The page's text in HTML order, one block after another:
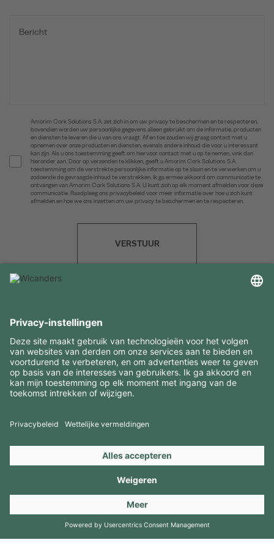
Amorim Cork Solutions S.A. zet zich in om uw privacy te beschermen en te respecteren,
bovendien worden uw persoonlijke gegevens alleen gebruikt om de informatie, producten
en diensten te leveren die u van ons vraagt. Af en toe zouden wij graag contact met u
opnemen over onze producten en diensten, evenals andere inhoud die voor u interessant
kan zijn. Als u ons toestemming geeft om hiervoor contact met u op te nemen, vink dan
hieronder aan. Door op verzenden te klikken, geeft u Amorim Cork Solutions S.A.
toestemming om de verstrekte persoonlijke informatie op te slaan en te verwerken om u
zodoende de gevraagde inhoud te verstrekken. Ik ga ermee akkoord om communicatie te
ontvangen van Amorim Cork Solutions S.A. U kunt zich op elk moment afmelden voor deze
communicatie. Raadpleeg ons privacybeleid voor meer informatie over hoe u zich kunt
afmelden en hoe we ons inzetten om uw privacy te beschermen en te respecteren.
VERSTUUR
INTERESSANTE INFORMATIE
MIDDELEN
CONTACTEN
Copyright 2026 © Amorim Cork Solutions. All rights reserved.
byWebcomum